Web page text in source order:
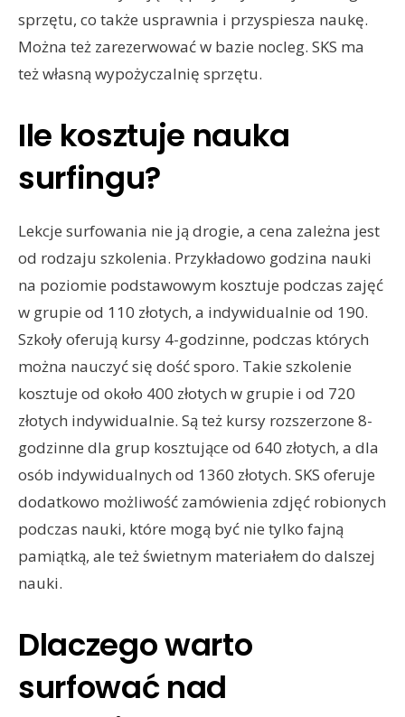
sprzętu, co także usprawnia i przyspiesza naukę.
Można też zarezerwować w bazie nocleg. SKS ma
też własną wypożyczalnię sprzętu.
Ile kosztuje nauka
surfingu?
Lekcje surfowania nie ją drogie, a cena zależna jest
od rodzaju szkolenia. Przykładowo godzina nauki
na poziomie podstawowym kosztuje podczas zajęć
w grupie od 110 złotych, a indywidualnie od 190.
Szkoły oferują kursy 4-godzinne, podczas których
można nauczyć się dość sporo. Takie szkolenie
kosztuje od około 400 złotych w grupie i od 720
złotych indywidualnie. Są też kursy rozszerzone 8-
godzinne dla grup kosztujące od 640 złotych, a dla
osób indywidualnych od 1360 złotych. SKS oferuje
dodatkowo możliwość zamówienia zdjęć robionych
podczas nauki, które mogą być nie tylko fajną
pamiątką, ale też świetnym materiałem do dalszej
nauki.
Dlaczego warto
surfować nad